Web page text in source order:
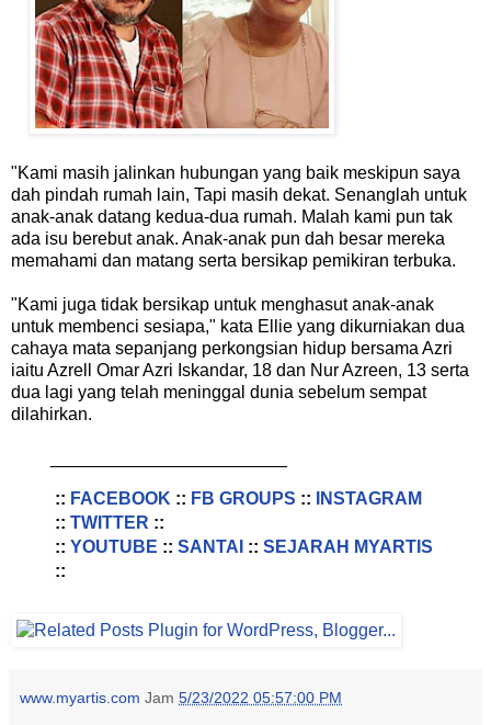
"Kami masih jalinkan hubungan yang baik meskipun saya
dah pindah rumah lain, Tapi masih dekat. Senanglah untuk
anak-anak datang kedua-dua rumah. Malah kami pun tak
ada isu berebut anak. Anak-anak pun dah besar mereka
memahami dan matang serta bersikap pemikiran terbuka.
"Kami juga tidak bersikap untuk menghasut anak-anak
untuk membenci sesiapa," kata Ellie yang dikurniakan dua
cahaya mata sepanjang perkongsian hidup bersama Azri
iaitu Azrell Omar Azri Iskandar, 18 dan Nur Azreen, 13 serta
dua lagi yang telah meninggal dunia sebelum sempat
dilahirkan.
:: FACEBOOK :: FB GROUPS ::
INSTAGRAM
:: TWITTER ::
:: YOUTUBE :: SANTAI :: SEJARAH MYARTIS
::
www.myartis.com Jam 5/23/2022 05:57:00 PM